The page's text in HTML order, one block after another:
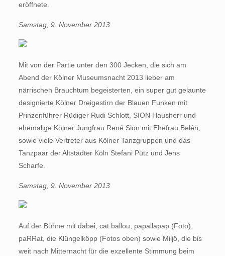
eröffnete.
Samstag, 9. November 2013
Mit von der Partie unter den 300 Jecken, die sich am
Abend der Kölner Museumsnacht 2013 lieber am
närrischen Brauchtum begeisterten, ein super gut gelaunte
designierte Kölner Dreigestirn der Blauen Funken mit
Prinzenführer Rüdiger Rudi Schlott, SION Hausherr und
ehemalige Kölner Jungfrau René Sion mit Ehefrau Belén,
sowie viele Vertreter aus Kölner Tanzgruppen und das
Tanzpaar der Altstädter Köln Stefani Pütz und Jens
Scharfe.
Samstag, 9. November 2013
Auf der Bühne mit dabei, cat ballou, papallapap (Foto),
paRRat, die Klüngelköpp (Fotos oben) sowie Miljö, die bis
weit nach Mitternacht für die exzellente Stimmung beim